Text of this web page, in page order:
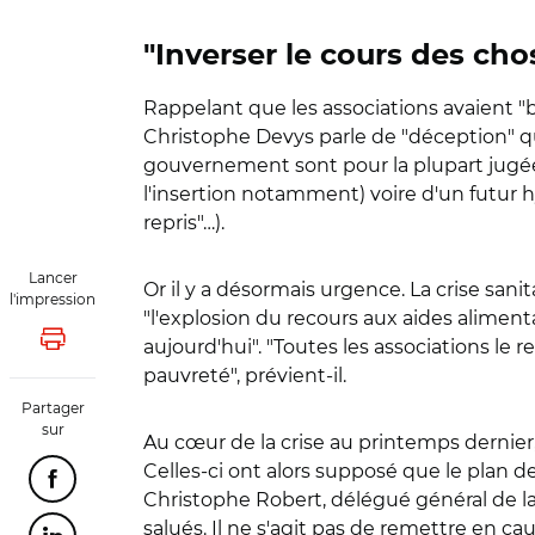
Lancer
l'impression
Lancer l'impression
Partager
sur
Partager cette page sur Facebook
"Inverser le cours des
Rappelant que les associations avaient
Christophe Devys parle de "déception"
gouvernement sont pour la plupart
l'insertion notamment) voire d'un futur
repris"…).
Or il y a désormais urgence. La crise
"l'explosion du recours aux aides
aujourd'hui". "Toutes les associations le
pauvreté", prévient-il.
Au cœur de la crise au printemps
Celles-ci ont alors supposé que le plan
Christophe Robert, délégué général de
salués. Il ne s'agit pas de remettre en